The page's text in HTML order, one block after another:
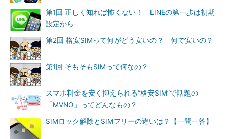
第1回 正しく知れば怖くない！ LINEの第一歩は初期
設定から
第2回 格安SIMって何がどう安いの？ 何で安いの？
第1回 そもそもSIMって何なの？
スマホ料金を安く抑えられる“格安SIM”で話題の
「MVNO」ってどんなもの？
SIMロック解除とSIMフリーの違いは？【一問一答】